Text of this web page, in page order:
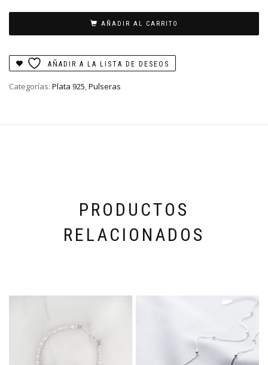
cantidad
AÑADIR AL CARRITO
AÑADIR A LA LISTA DE DESEOS
Categorías: Plata 925,Pulseras
PRODUCTOS
RELACIONADOS